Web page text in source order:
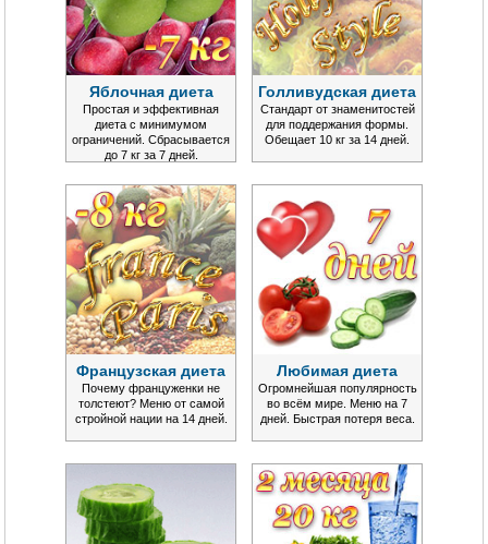
Яблочная диета
Простая и эффективная
диета с минимумом
ограничений. Сбрасывается
до 7 кг за 7 дней.
Голливудская диета
Стандарт от знаменитостей
для поддержания формы.
Обещает 10 кг за 14 дней.
Французская диета
Почему француженки не
толстеют? Меню от самой
стройной нации на 14 дней.
Любимая диета
Огромнейшая популярность
во всём мире. Меню на 7
дней. Быстрая потеря веса.